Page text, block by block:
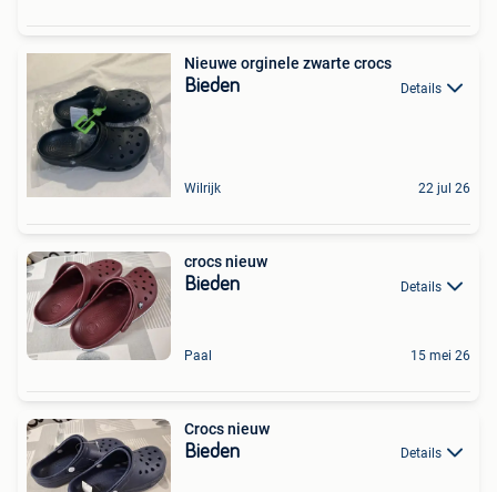
Nieuwe orginele zwarte crocs
Bieden Details
Wilrijk 22 jul 26
crocs nieuw
Bieden Details
Paal 15 mei 26
Crocs nieuw
Bieden Details